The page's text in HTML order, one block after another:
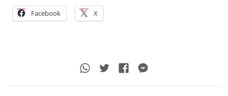
Facebook X
Whatsapp
TwitterFacebook